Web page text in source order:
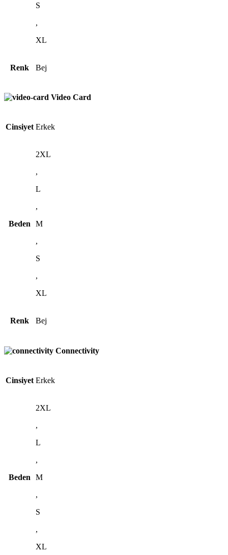
S
,
XL
Renk Bej
Video Card
Cinsiyet Erkek
Beden
2XL
,
L
,
M
,
S
,
XL
Renk Bej
Connectivity
Cinsiyet Erkek
Beden
2XL
,
L
,
M
,
S
,
XL